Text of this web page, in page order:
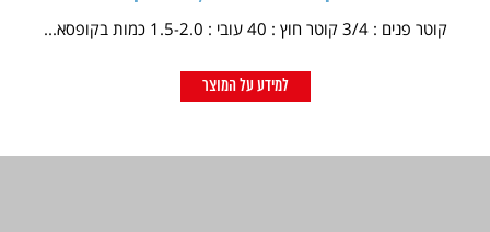
קוטר פנים : 3/4 קוטר חוץ : 40 עובי : 1.5-2.0 כמות בקופסא...
למידע על המוצר